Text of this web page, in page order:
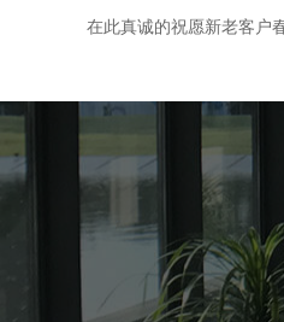
在此真诚的祝愿新老客户